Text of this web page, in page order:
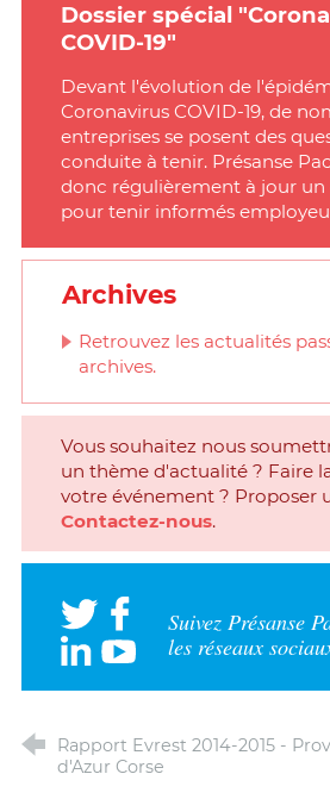
Dossier spécial
COVID-19"
Devant l'évolution de
Coronavirus COVID-19, de
entreprises se posent des
conduite à tenir. Présanse
donc régulièrement à jour un
pour tenir informés
Archives
Retrouvez les actualités
archives.
Vous souhaitez nous
un thème d'actualité ? Faire
votre événement ? Proposer
Contactez-nous.
Suivez Présanse
les réseaux
Rapport Evrest 2014-2015 -
d'Azur Corse